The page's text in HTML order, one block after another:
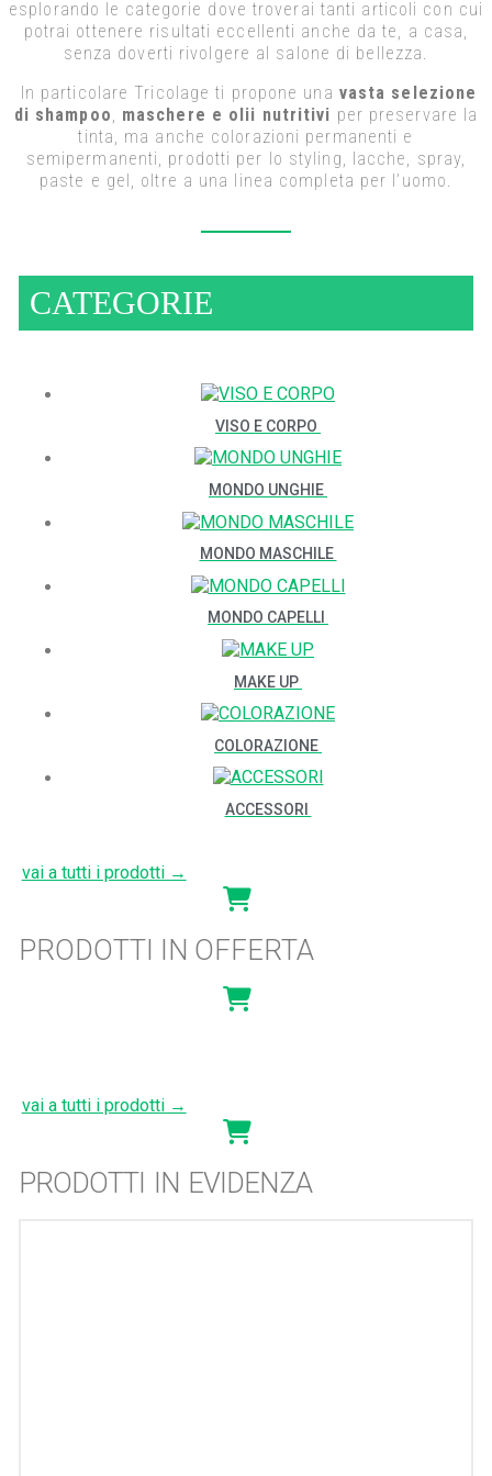
esplorando le categorie dove troverai tanti articoli con cui
potrai ottenere risultati eccellenti anche da te, a casa,
senza doverti rivolgere al salone di bellezza.
In particolare Tricolage ti propone una vasta selezione
di shampoo, maschere e olii nutritivi per preservare la
tinta, ma anche colorazioni permanenti e
semipermanenti, prodotti per lo styling, lacche, spray,
paste e gel, oltre a una linea completa per l’uomo.
CATEGORIE
VISO E CORPO
MONDO UNGHIE
MONDO MASCHILE
MONDO CAPELLI
MAKE UP
COLORAZIONE
ACCESSORI
vai a tutti i prodotti →
PRODOTTI IN OFFERTA
vai a tutti i prodotti →
PRODOTTI IN EVIDENZA